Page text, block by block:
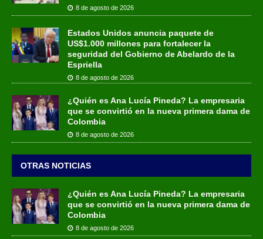
8 de agosto de 2026
Estados Unidos anuncia paquete de
US$1.000 millones para fortalecer la
seguridad del Gobierno de Abelardo de la
Espriella
8 de agosto de 2026
¿Quién es Ana Lucía Pineda? La empresaria
que se convirtió en la nueva primera dama de
Colombia
8 de agosto de 2026
OTRAS NOTICIAS
¿Quién es Ana Lucía Pineda? La empresaria
que se convirtió en la nueva primera dama de
Colombia
8 de agosto de 2026